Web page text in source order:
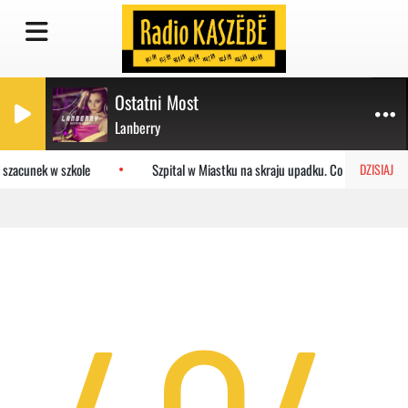
Ostatni Most
Lanberry
DZISIAJ
w szkole Szpital w Miastku na skraju upadku. Co czeka